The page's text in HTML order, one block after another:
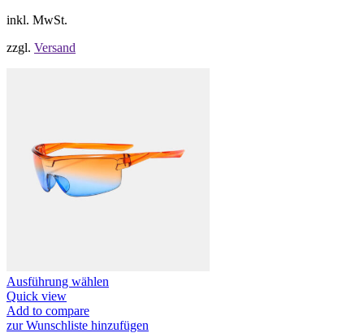
inkl. MwSt.
zzgl. Versand
Ausführung wählen
mehrere
Quick view
Add to compare
zur Wunschliste hinzufügen